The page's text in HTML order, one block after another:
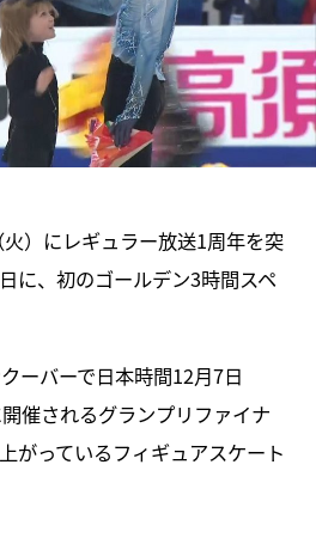
）にレギュラー放送1周年を突
に、初のゴールデン3時間スペ
ーバーで日本時間12月7日
開催されるグランプリファイナ
がっているフィギュアスケート